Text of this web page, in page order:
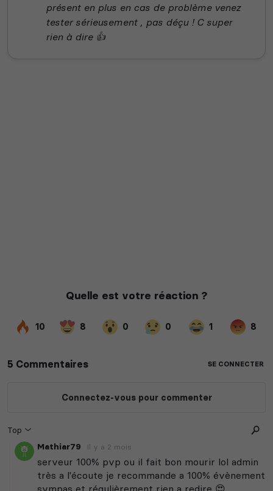
présent en plus en cas de problème venez
tester sérieusement , pas déçu ! C super
rien à dire 👍